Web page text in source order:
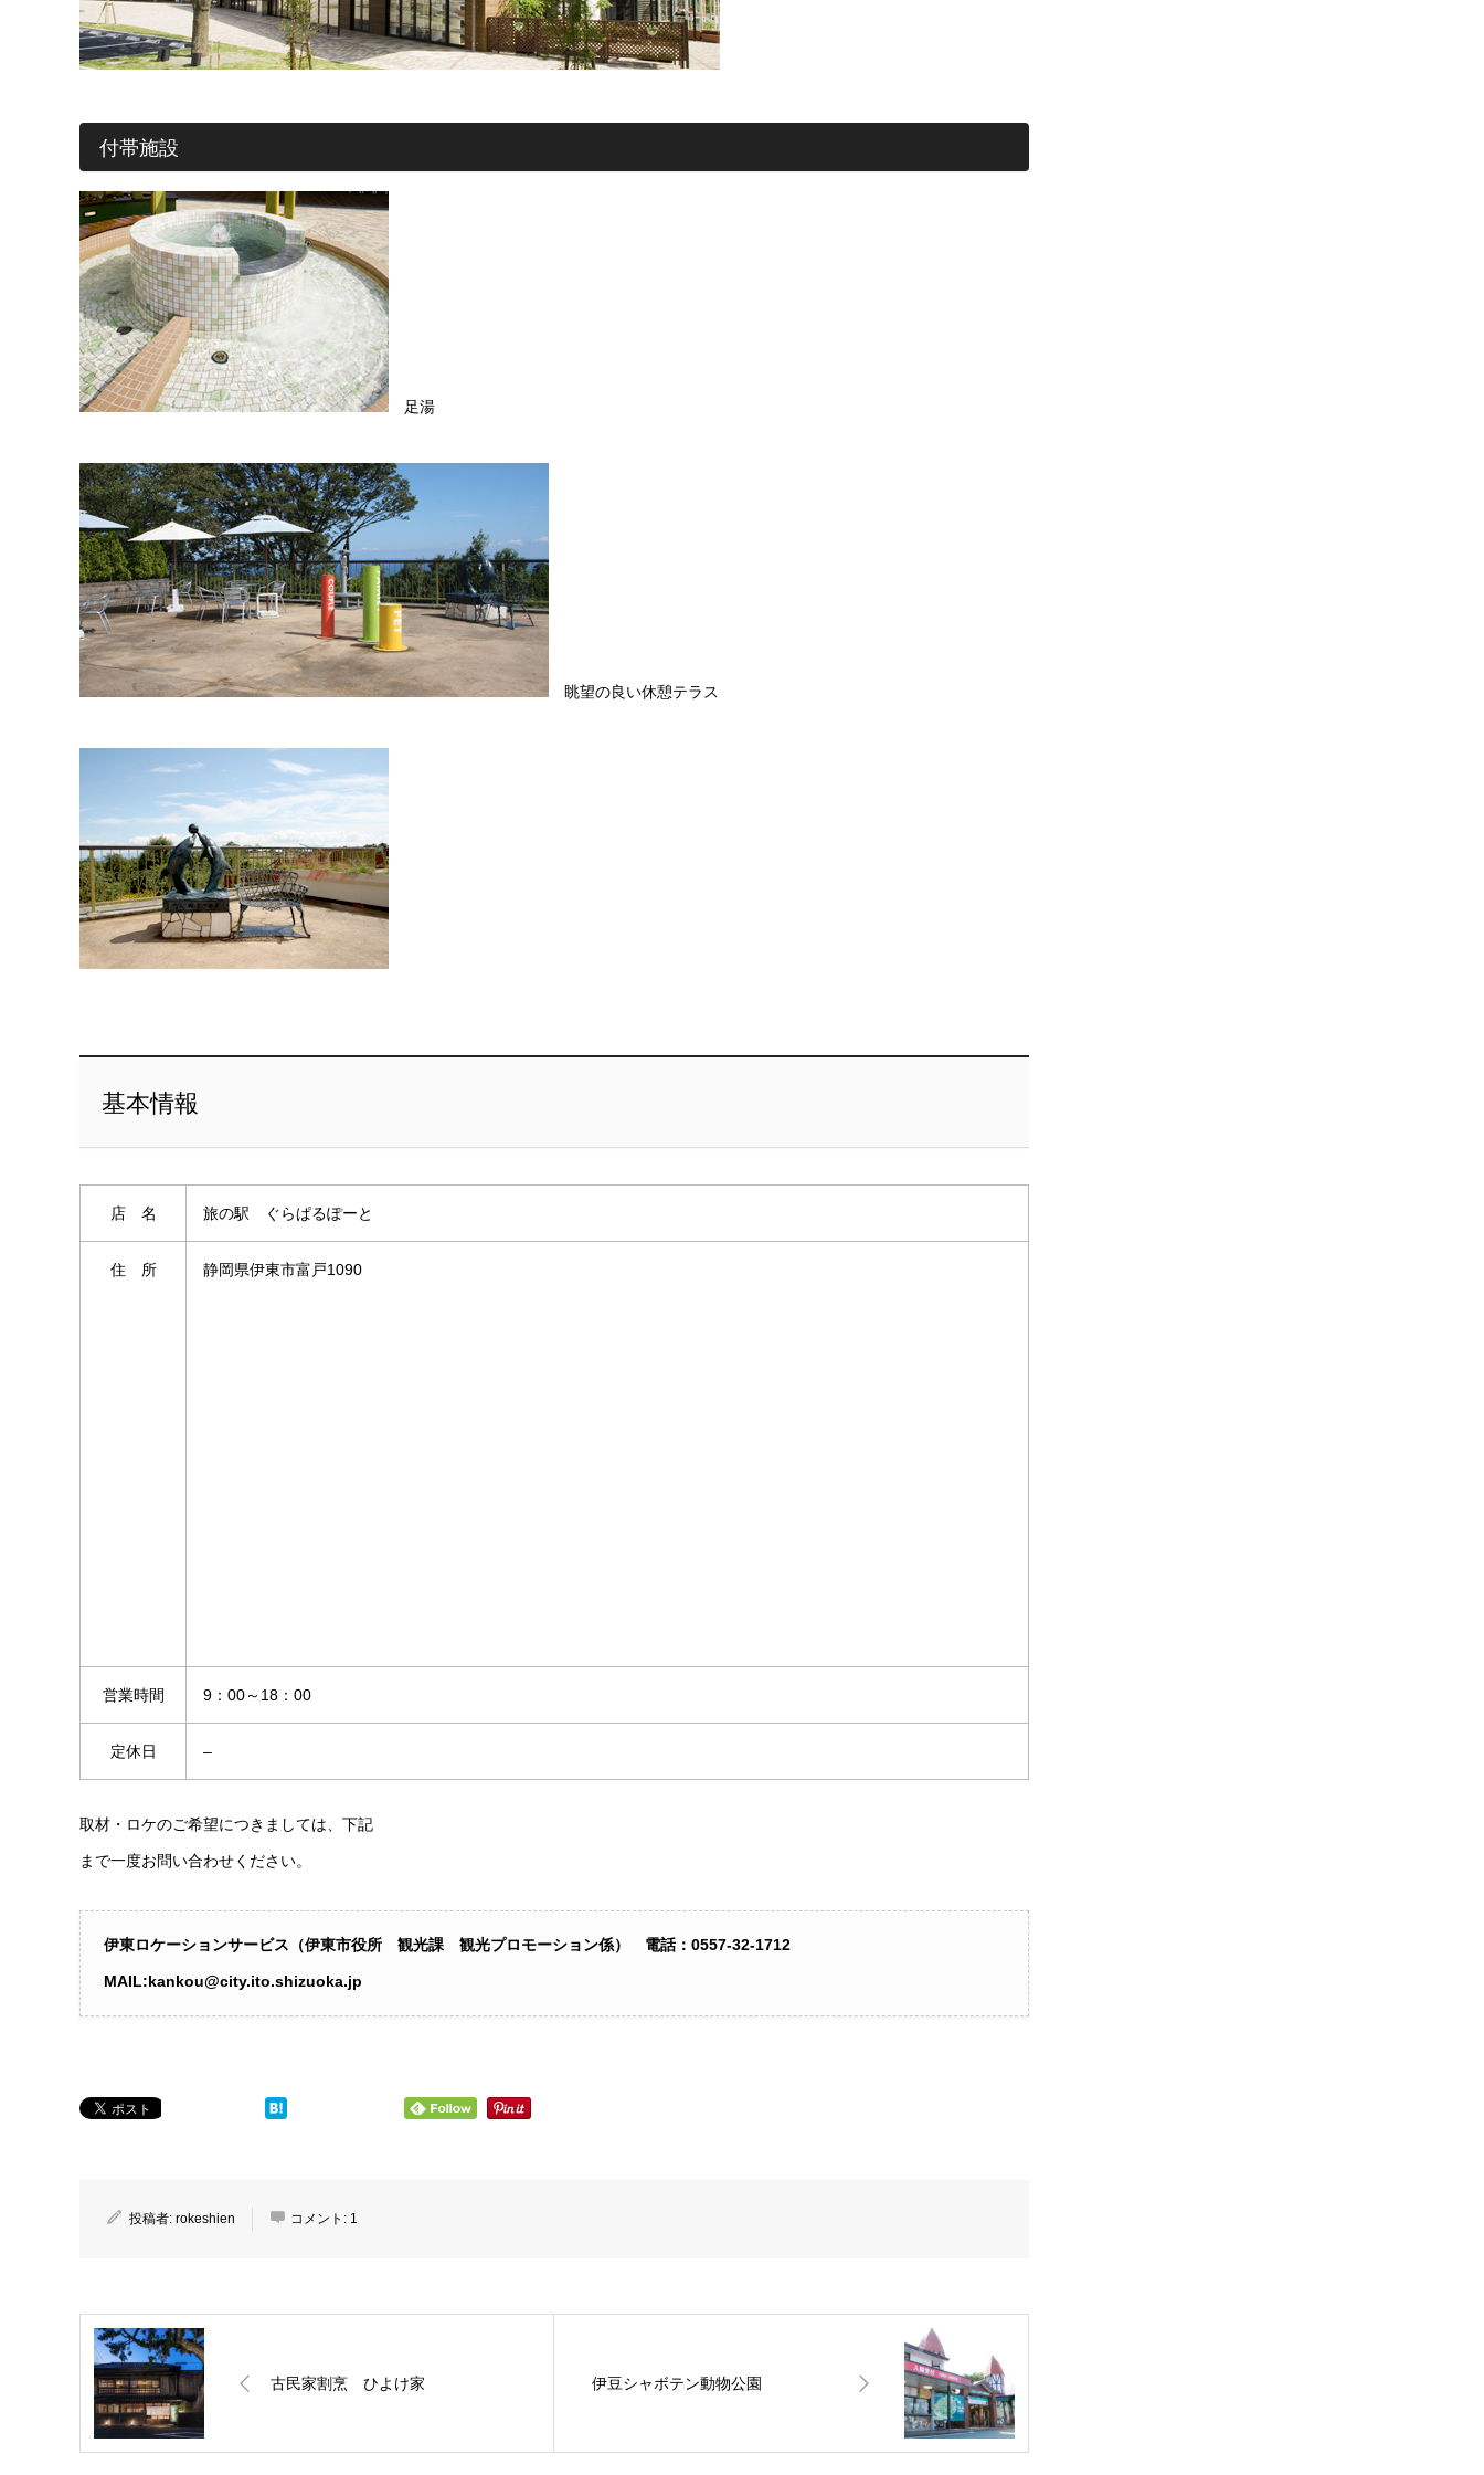
付帯施設
足湯
眺望の良い休憩テラス
基本情報
店 名 旅の駅 ぐらぱるぽーと
住 所 静岡県伊東市富戸1090
営業時間 9：00～18：00
定休日 –
取材・ロケのご希望につきましては、下記
まで一度お問い合わせください。
伊東ロケーションサービス（伊東市役所 観光課 観光プロモーション係） 電話：0557‐32-1712
MAIL:kankou@city.ito.shizuoka.jp
投稿者: rokeshien コメント: 1
古民家割烹 ひよけ家 伊豆シャボテン動物公園